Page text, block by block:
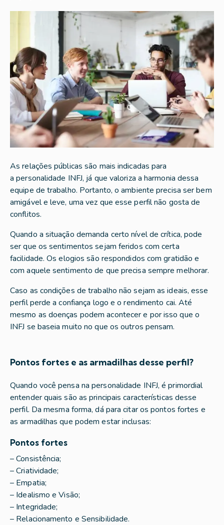
As relações públicas são mais indicadas para
a personalidade INFJ, já que valoriza a harmonia dessa
equipe de trabalho. Portanto, o ambiente precisa ser bem
amigável e leve, uma vez que esse perfil não gosta de
conflitos.
Quando a situação demanda certo nível de crítica, pode
ser que os sentimentos sejam feridos com certa
facilidade. Os elogios são respondidos com gratidão e
com aquele sentimento de que precisa sempre melhorar.
Caso as condições de trabalho não sejam as ideais, esse
perfil perde a confiança logo e o rendimento cai. Até
mesmo as doenças podem acontecer e por isso que o
INFJ se baseia muito no que os outros pensam.
Pontos fortes e as armadilhas desse perfil?
Quando você pensa na personalidade INFJ, é primordial
entender quais são as principais características desse
perfil. Da mesma forma, dá para citar os pontos fortes e
as armadilhas que podem estar inclusas:
Pontos fortes
– Consistência;
– Criatividade;
– Empatia;
– Idealismo e Visão;
– Integridade;
– Relacionamento e Sensibilidade.